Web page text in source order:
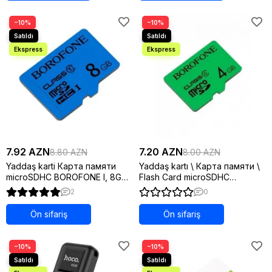
−10%
7.92 AZN8.80 AZN
Yaddaş karti Карта памяти
microSDHC BOROFONE I, 8GB,
синий
2
Ön sifariş
−10%
7.20 AZN8.00 AZN
Yaddaş kartı \ Карта памяти \
Flash Card microSDHC
BOROFONE, 4GB, зеленый
0
Ön sifariş
−10% −10%